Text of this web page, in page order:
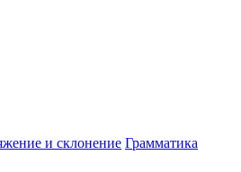
и склонение Грамматика